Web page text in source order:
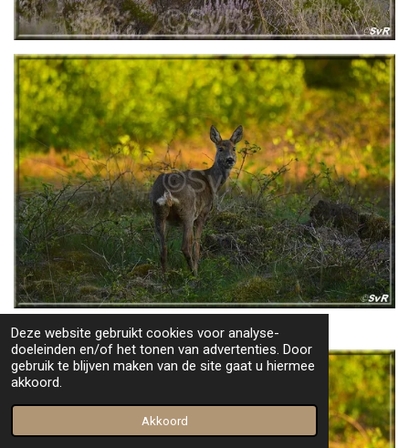
Deze website gebruikt cookies voor analyse-
doeleinden en/of het tonen van advertenties. Door
gebruik te blijven maken van de site gaat u hiermee
akkoord.
Akkoord